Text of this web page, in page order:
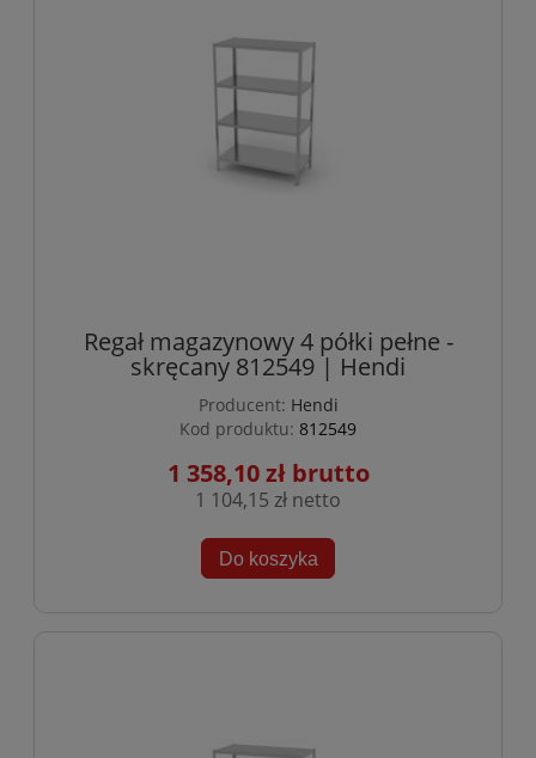
Regał magazynowy 4 półki pełne -
skręcany 812549 | Hendi
Producent: Hendi
Kod produktu: 812549
1 358,10 zł
1 104,15 zł
Do koszyka